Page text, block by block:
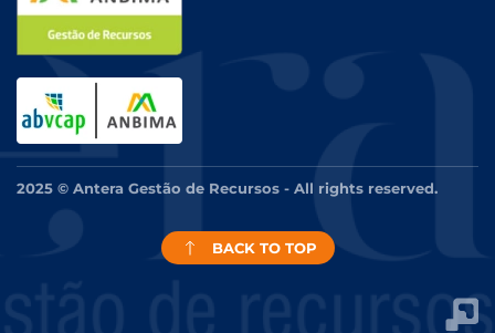
2025 © Antera Gestão de Recursos - All rights reserved.
BACK TO TOP